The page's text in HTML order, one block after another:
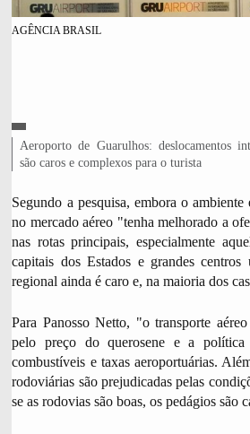
C
R
É
T
O
AGÊNCIA BRASIL
L
e
e
d
a
d
a
o
,
Aeroporto de Guarulhos: deslocamentos
são caros e complexos para o turista
Segundo a pesquisa, embora o
no mercado aéreo "tenha melhorado a
nas rotas principais, especialmente
capitais dos Estados e grandes centros
regional ainda é caro e, na maioria dos
Para Panosso Netto, "o transporte
pelo preço do querosene e a política
combustíveis e taxas aeroportuárias.
rodoviárias são prejudicadas pelas
se as rodovias são boas, os pedágios são